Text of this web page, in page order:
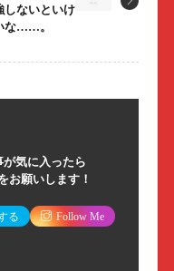
しないといけ
な……。
が気に入ったら
お願いします！
る Follow Me